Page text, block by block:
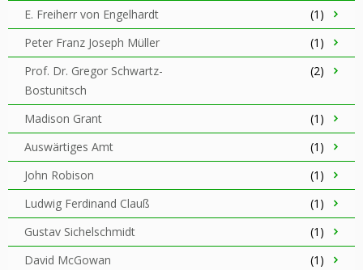
E. Freiherr von Engelhardt
(1)
Peter Franz Joseph Müller
(1)
Prof. Dr. Gregor Schwartz-
Bostunitsch
(2)
Madison Grant
(1)
Auswärtiges Amt
(1)
John Robison
(1)
Ludwig Ferdinand Clauß
(1)
Gustav Sichelschmidt
(1)
David McGowan
(1)